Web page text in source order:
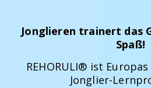
Jonglieren trainert das
Spaß!
REHORULI® ist
Jonglier-